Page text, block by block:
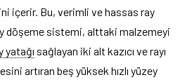
içerir. Bu, verimli ve hassas ray
döşeme sistemi, alttaki malzemeyi
yatağı sağlayan iki alt kazıcı ve rayı
artıran beş yüksek hızlı yüzey